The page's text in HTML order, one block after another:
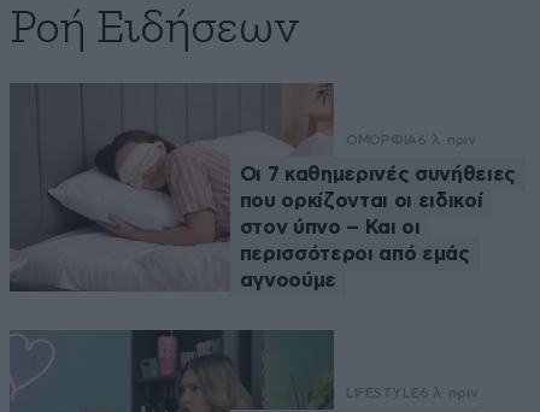
Ροή Ειδήσεων
ΟΜΟΡΦΙΑ6 λ. πριν
Οι 7 καθημερινές συνήθειες
που ορκίζονται οι ειδικοί
στον ύπνο – Και οι
περισσότεροι από εμάς
αγνοούμε
LIFESTYLE6 λ. πριν